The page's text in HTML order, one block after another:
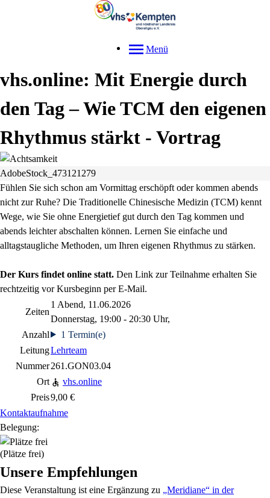
Menü
vhs.online: Mit Energie durch
den Tag – Wie TCM den eigenen
Rhythmus stärkt - Vortrag
AdobeStock_473121279
Fühlen Sie sich schon am Vormittag erschöpft oder kommen abends
nicht zur Ruhe? Die Traditionelle Chinesische Medizin (TCM) kennt
Wege, wie Sie ohne Energietief gut durch den Tag kommen und
abends leichter abschalten können. Lernen Sie einfache und
alltagstaugliche Methoden, um Ihren eigenen Rhythmus zu stärken.
Der Kurs findet online statt. Den Link zur Teilnahme erhalten Sie
rechtzeitig vor Kursbeginn per E-Mail.
Zeiten
1 Abend, 11.06.2026
Donnerstag, 19:00 - 20:30 Uhr,
Anzahl
1 Termin(e)
LeitungLehrteam
Nummer261.GON03.04
Ort
vhs.online
Preis9,00 €
Kontaktaufnahme
Belegung:
(Plätze frei)
Unsere Empfehlungen
Diese Veranstaltung ist eine Ergänzung zu „Meridiane“ in der